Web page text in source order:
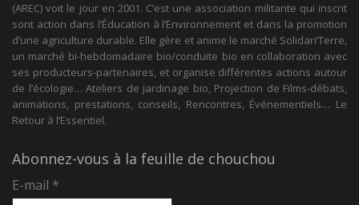
(AREC) voit le jour en 2001. C’est une association militante qui inscrit
sont action dans l’Éducation à l’Environnement et dans la promotion
d’une agriculture durable. Elle gère et anime le marché Solidari’Terre,
un marché bi-hebdomadaire bio/conduite bio en collaboration avec
ses producteurs-partenaires, et organise différentes actions autour
de l’écologie… Ateliers de jardinage bio, Projection de Films-débats,
animations, prestations, conseils, Rencontres, Événementiels… Le
Retour à l’Essentiel.
Abonnez-vous à la feuille de chouchou
E-mail *